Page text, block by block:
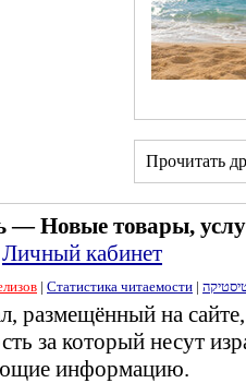
Прочитать
— Новые товары,
Личный кабинет
| Статистика читаемости |
размещённый на
за который несут
информацию.